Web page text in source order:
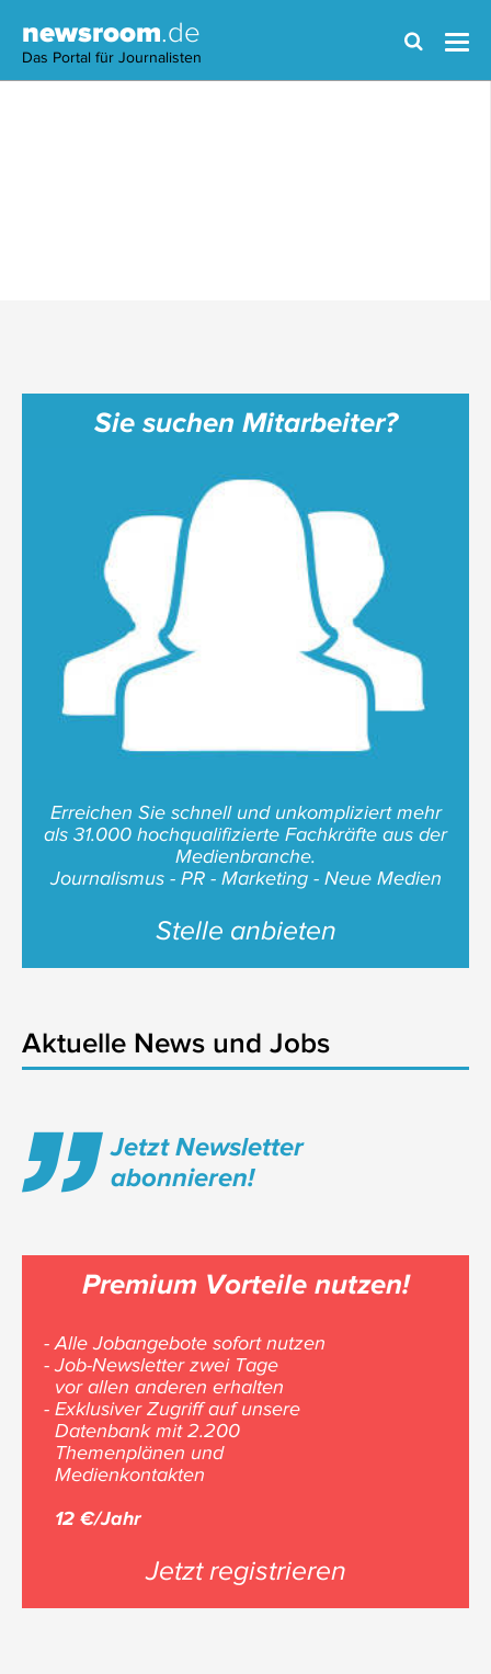
newsroom.de
Das Portal für Journalisten
Sie suchen Mitarbeiter?
Erreichen Sie schnell und unkompliziert mehr
als 31.000 hochqualifizierte Fachkräfte aus der
Medienbranche.
Journalismus - PR - Marketing - Neue Medien
Stelle anbieten
Aktuelle News und Jobs
Jetzt Newsletter
abonnieren!
Premium Vorteile nutzen!
- Alle Jobangebote sofort nutzen
- Job-Newsletter zwei Tage
vor allen anderen erhalten
- Exklusiver Zugriff auf unsere
Datenbank mit 2.200
Themenplänen und
Medienkontakten
12 €/Jahr
Jetzt registrieren